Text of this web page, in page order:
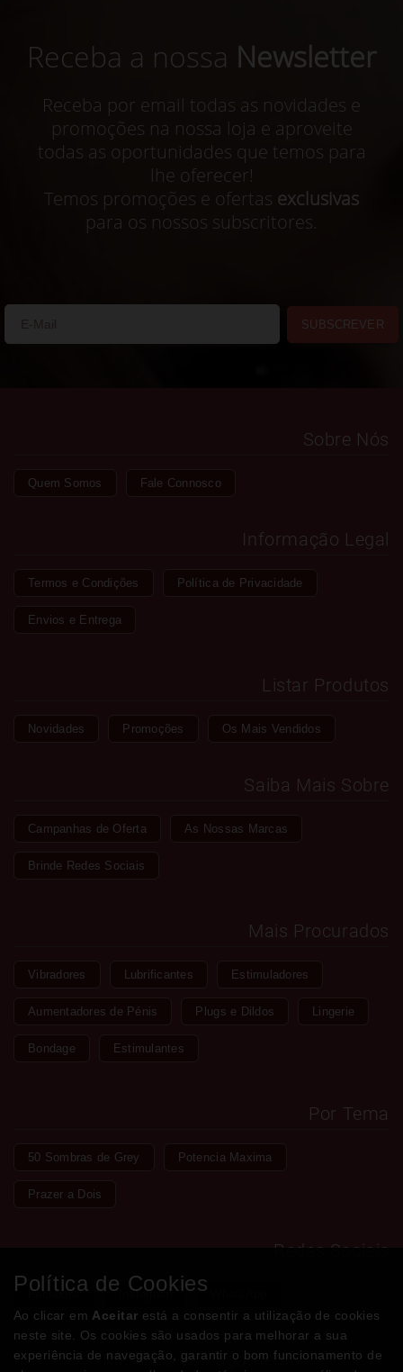
Receba a nossa Newsletter
Receba por email todas as novidades e
promoções na nossa loja e aproveite
todas as oportunidades que temos para
lhe oferecer!
Temos promoções e ofertas exclusivas
para os nossos subscritores.
SUBSCREVER
Sobre Nós
Quem Somos Fale Connosco
Informação Legal
Termos e Condições Política de Privacidade
Envios e Entrega
Listar Produtos
Novidades Promoções Os Mais Vendidos
Saiba Mais Sobre
Campanhas de Oferta As Nossas Marcas
Brinde Redes Sociais
Mais Procurados
Vibradores Lubrificantes Estimuladores
Aumentadores de Pénis Plugs e Dildos Lingerie
Bondage Estimulantes
Por Tema
50 Sombras de Grey Potencia Maxima
Prazer a Dois
Redes Sociais
Facebook Instagram
Métodos de Pagamento
Política de Cookies
Ao clicar em Aceitar está a consentir a utilização de cookies
neste site. Os cookies são usados para melhorar a sua
experiência de navegação, garantir o bom funcionamento de